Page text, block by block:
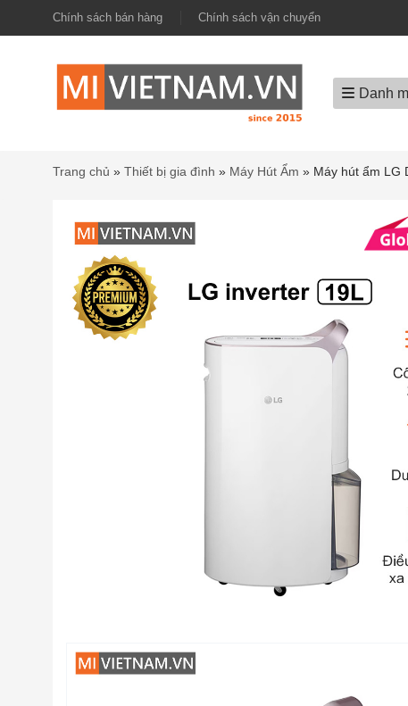
Chính sách bán hàng Chính sách vận chuyển
Danh
Trang chủ » Thiết bị gia đình » Máy Hút Ẩm » Máy hút ẩm LG